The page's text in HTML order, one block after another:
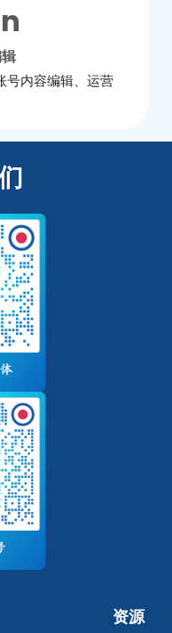
号内容编辑、运营
资源